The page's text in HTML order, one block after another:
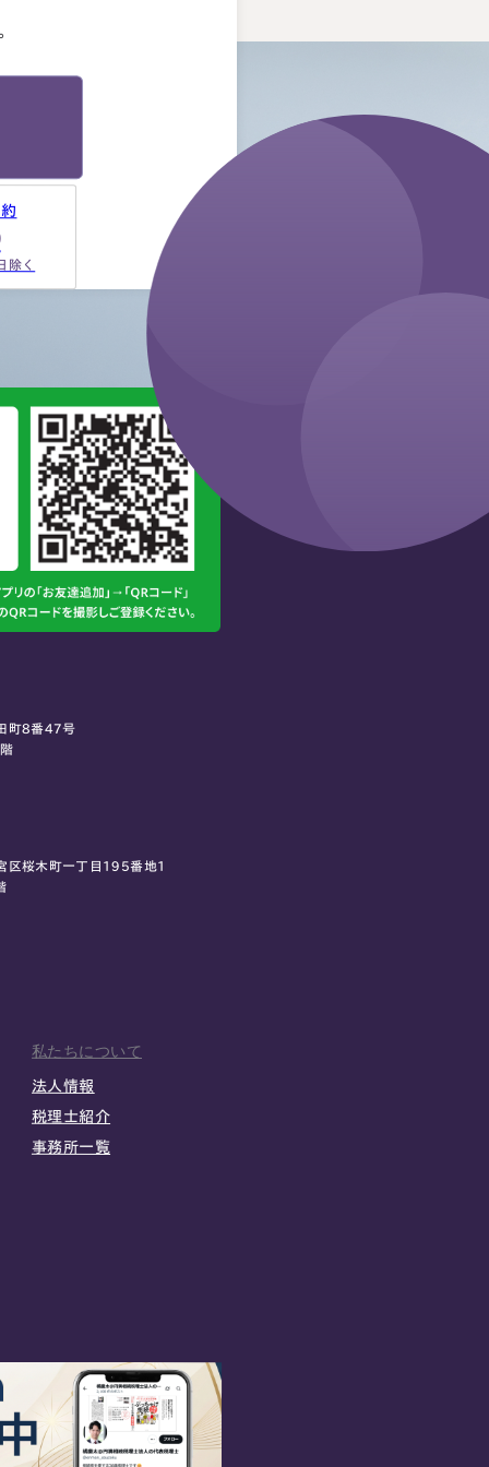
く
町8番47号
区桜木町一丁目195番地1
私たちについて
法人情報
税理士紹介
事務所一覧